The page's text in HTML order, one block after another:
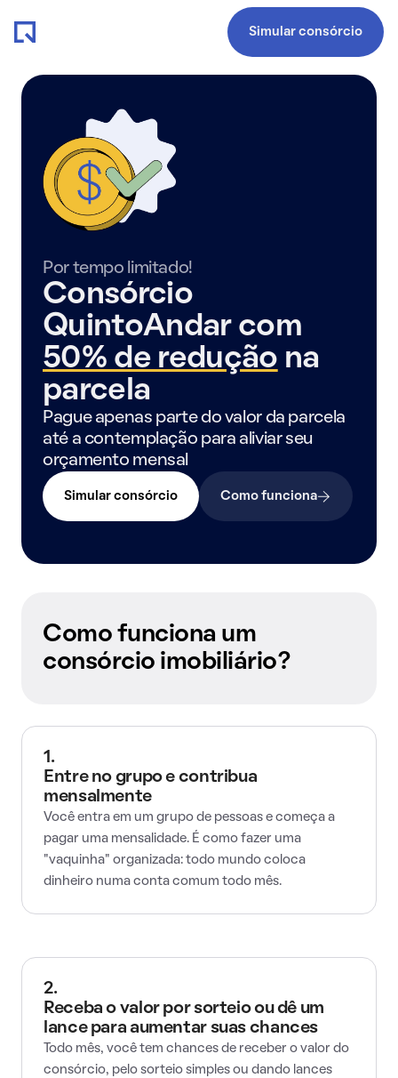
Simular consórcio
Por tempo limitado!
Consórcio
QuintoAndar com
50% de redução na
parcela
Pague apenas parte do valor da parcela
até a contemplação para aliviar seu
orçamento mensal
Simular consórcio Como funciona
Como funciona um
consórcio imobiliário?
1.
Entre no grupo e contribua
mensalmente
Você entra em um grupo de pessoas e começa a
pagar uma mensalidade. É como fazer uma
"vaquinha" organizada: todo mundo coloca
dinheiro numa conta comum todo mês.
2.
Receba o valor por sorteio ou dê um
lance para aumentar suas chances
Todo mês, você tem chances de receber o valor do
consórcio, pelo sorteio simples ou dando lances